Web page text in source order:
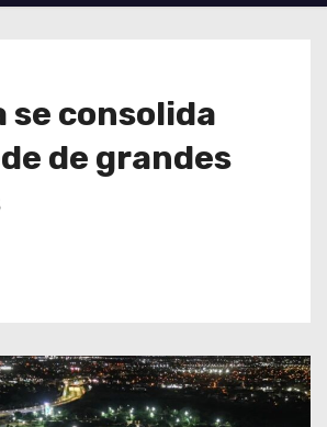
se consolida
de grandes